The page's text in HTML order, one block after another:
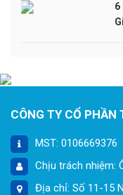
6
CÔNG TY CỔ PHẦN
MST: 0106669376
Chịu trách nhiệm:
Địa chỉ: Số 11-15